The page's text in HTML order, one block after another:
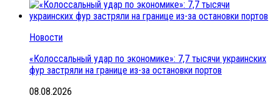
Новости
«Колоссальный удар по экономике»: 7,7 тысячи украинских
фур застряли на границе из-за остановки портов
08.08.2026